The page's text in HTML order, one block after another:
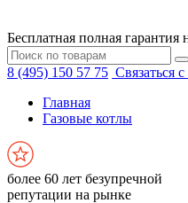
Бесплатная полная гарантия
8 (495) 150 57 75 Связаться
Главная
Газовые котлы
более 60 лет безупречной
репутации на рынке